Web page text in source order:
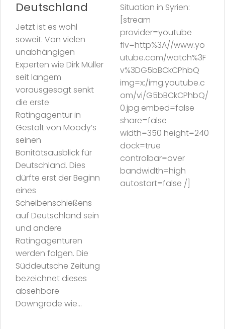
Deutschland
Jetzt ist es wohl
soweit. Von vielen
unabhängigen
Experten wie Dirk Müller
seit langem
vorausgesagt senkt
die erste
Ratingagentur in
Gestalt von Moody’s
seinen
Bonitätsausblick für
Deutschland. Dies
dürfte erst der Beginn
eines
Scheibenschießens
auf Deutschland sein
und andere
Ratingagenturen
werden folgen. Die
Süddeutsche Zeitung
bezeichnet dieses
absehbare
Downgrade wie...
Situation in Syrien:
[stream
provider=youtube
flv=http%3A//www.yo
utube.com/watch%3F
v%3DG5bBCkCPhbQ
img=x:/img.youtube.c
om/vi/G5bBCkCPhbQ/
0.jpg embed=false
share=false
width=350 height=240
dock=true
controlbar=over
bandwidth=high
autostart=false /]